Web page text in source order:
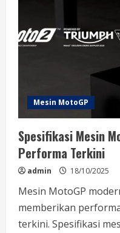
Balap
Motor
Mesin MotoGP
Spesifikasi Mesin
Performa Terkini
admin 18/10/2025
Mesin MotoGP
memberikan
terkini. Spesifikasi